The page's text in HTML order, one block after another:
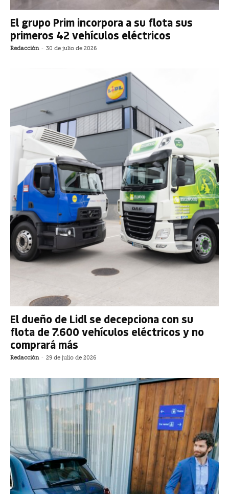
El grupo Prim incorpora a su flota sus
primeros 42 vehículos eléctricos
Redacción - 30 de julio de 2026
El dueño de Lidl se decepciona con su
flota de 7.600 vehículos eléctricos y no
comprará más
Redacción - 29 de julio de 2026